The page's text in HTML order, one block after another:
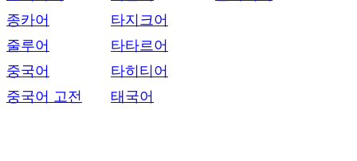
종카어
줄루어
중국어
중국어 고전
타지크어
타타르어
타히티어
태국어